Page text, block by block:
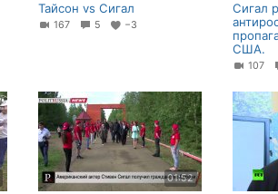
Тайсон vs Сигал
167 5 −3
Сигал
США.
107
01:52